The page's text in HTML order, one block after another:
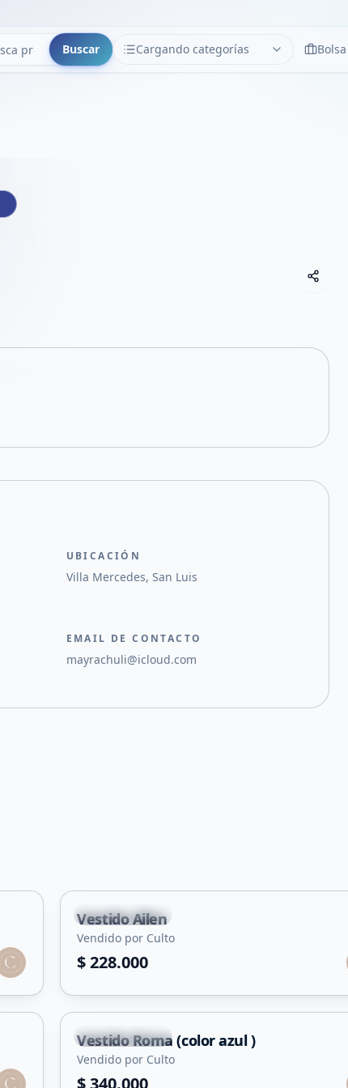
Buscar Cargando categorías
CATEGORÍAS Limpiar
UBICACIÓN
Villa Mercedes, San Luis
EMAIL DE CONTACTO
mayrachuli@icloud.com
Villa Mercedes
Vestido Ailen
Vendido por Culto
$ 228.000
Villa Mercedes
Vestido Roma (color azul )
Vendido por Culto
$ 340.000